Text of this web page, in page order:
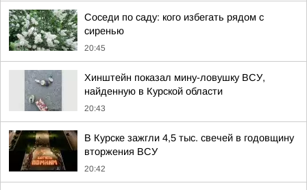
Соседи по саду: кого избегать рядом с
сиренью
20:45
Хинштейн показал мину-ловушку ВСУ,
найденную в Курской области
20:43
В Курске зажгли 4,5 тыс. свечей в годовщину
вторжения ВСУ
20:42